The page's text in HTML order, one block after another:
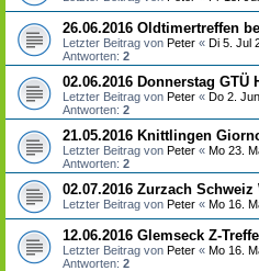
26.06.2016 Oldtimertreffen
Letzter Beitrag von Peter « Di 5. Jul
Antworten: 2
02.06.2016 Donnerstag
Letzter Beitrag von Peter « Do 2.
Antworten: 2
21.05.2016 Knittlingen
Letzter Beitrag von Peter « Mo 23.
Antworten: 2
02.07.2016 Zurzach
Letzter Beitrag von Peter « Mo 16.
12.06.2016 Glemseck Z-
Letzter Beitrag von Peter « Mo 16.
Antworten: 2